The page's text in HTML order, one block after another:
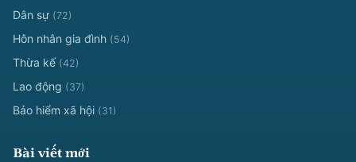
Dân sự (72)
Hôn nhân gia đình (54)
Thừa kế (42)
Lao động (37)
Bảo hiểm xã hội (31)
Bài viết mới